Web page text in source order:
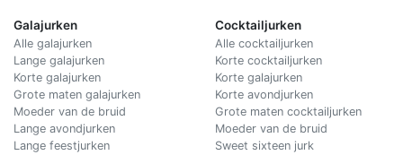
Galajurken
Alle galajurken
Lange galajurken
Korte galajurken
Grote maten galajurken
Moeder van de bruid
Lange avondjurken
Lange feestjurken
Cocktailjurken
Alle cocktailjurken
Korte cocktailjurken
Korte galajurken
Korte avondjurken
Grote maten cocktailjurken
Moeder van de bruid
Sweet sixteen jurk